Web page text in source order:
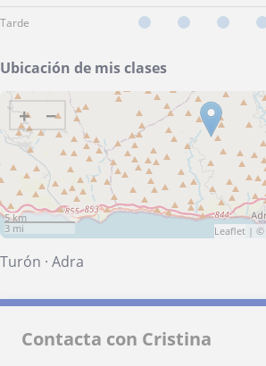
Tarde
Ubicación de mis clases
+ −
5 km
3 mi
Leaflet | ©
Turón · Adra
Contacta con Cristina